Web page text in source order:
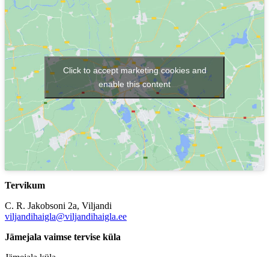
Click to accept marketing cookies and
enable this content
Tervikum
C. R. Jakobsoni 2a, Viljandi
viljandihaigla@viljandihaigla.ee
Jämejala vaimse tervise küla